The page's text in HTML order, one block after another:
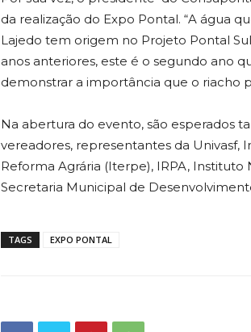
da realização do Expo Pontal. “A água
Lajedo tem origem no Projeto Pontal
anos anteriores, este é o segundo ano
demonstrar a importância que o riacho
Na abertura do evento, são esperados
vereadores, representantes da Univasf,
Reforma Agrária (Iterpe), IRPA, Instituto
Secretaria Municipal de
TAGS EXPO PONTAL